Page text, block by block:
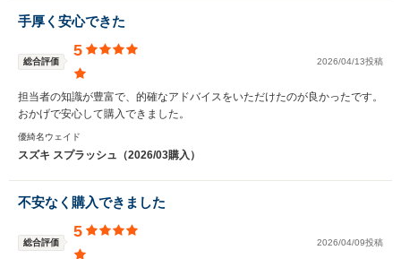
手厚く安心できた
総合評価
5
2026/04/13投稿
担当者の知識が豊富で、的確なアドバイスをいただけたのが良かったです。
おかげで安心して購入できました。
優綺名ウェイド
スズキ スプラッシュ（2026/03購入）
不安なく購入できました
総合評価
5
2026/04/09投稿